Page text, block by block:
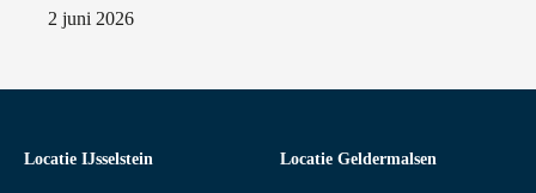
2 juni 2026
Locatie IJsselstein Locatie Geldermalsen